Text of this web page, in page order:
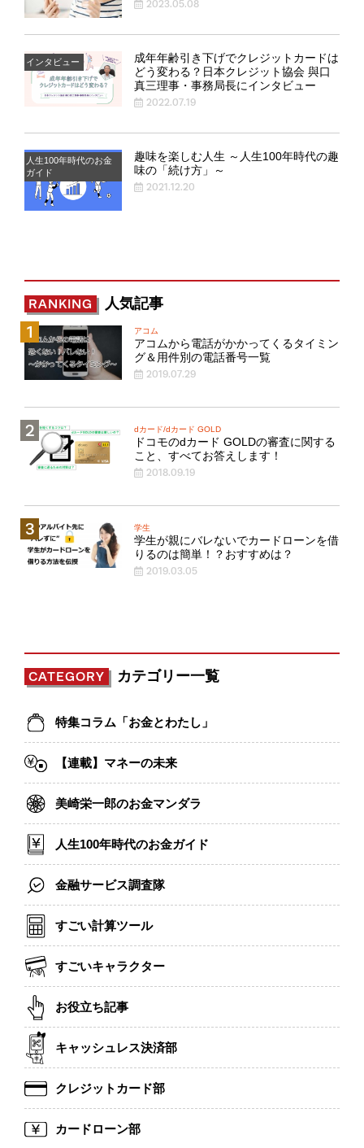
2023.05.08
インタビュー
成年年齢引き下げでクレジットカードは
どう変わる？日本クレジット協会 與口
真三理事・事務局長にインタビュー
2022.07.19
人生100年時代のお金
ガイド
趣味を楽しむ人生 ～人生100年時代の趣
味の「続け方」～
2021.12.20
RANKING 人気記事
アコム
アコムから電話がかかってくるタイミン
グ＆用件別の電話番号一覧
2019.07.29
dカード/dカード GOLD
ドコモのdカード GOLDの審査に関する
こと、すべてお答えします！
2018.09.19
学生
学生が親にバレないでカードローンを借
りるのは簡単！？おすすめは？
2019.03.05
CATEGORY カテゴリー一覧
特集コラム「お金とわたし」
【連載】マネーの未来
美崎栄一郎のお金マンダラ
人生100年時代のお金ガイド
金融サービス調査隊
すごい計算ツール
すごいキャラクター
お役立ち記事
キャッシュレス決済部
クレジットカード部
カードローン部